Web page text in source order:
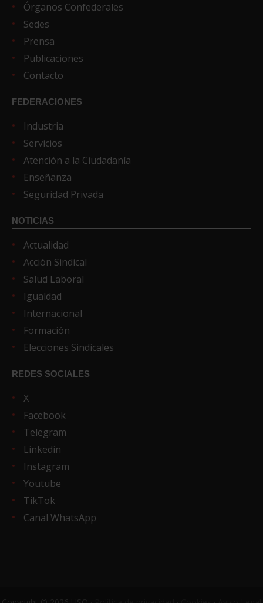
Órganos Confederales
Sedes
Prensa
Publicaciones
Contacto
FEDERACIONES
Industria
Servicios
Atención a la Ciudadanía
Enseñanza
Seguridad Privada
NOTICIAS
Actualidad
Acción Sindical
Salud Laboral
Igualdad
Internacional
Formación
Elecciones Sindicales
REDES SOCIALES
X
Facebook
Telegram
Linkedin
Instagram
Youtube
TikTok
Canal WhatsApp